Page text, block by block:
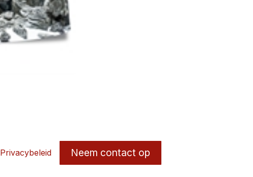
Privacybeleid Neem contact op